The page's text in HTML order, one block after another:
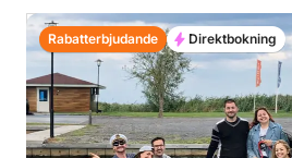
Rabatterbjudande Direktbokning